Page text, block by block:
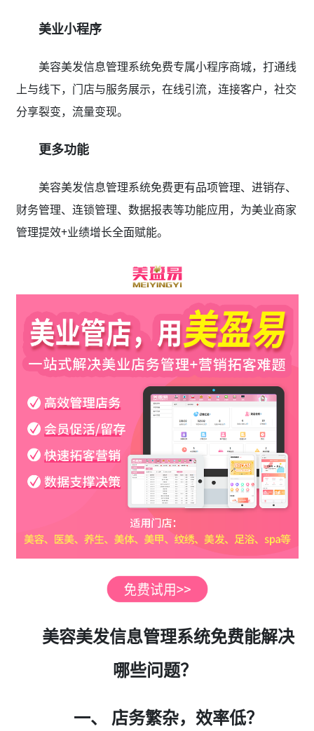
美业小程序
美容美发信息管理系统免费专属小程序商城，打通线
上与线下，门店与服务展示，在线引流，连接客户，社交
分享裂变，流量变现。
更多功能
美容美发信息管理系统免费更有品项管理、进销存、
财务管理、连锁管理、数据报表等功能应用，为美业商家
管理提效+业绩增长全面赋能。
美容美发信息管理系统免费能解决
哪些问题？
一、 店务繁杂，效率低？